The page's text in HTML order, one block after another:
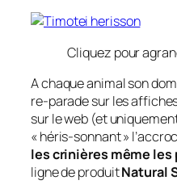
Cliquez pour
A chaque animal son
re-parade sur les
sur le web (et
« héris-sonnant »
les crinières même les
ligne de produitNatural